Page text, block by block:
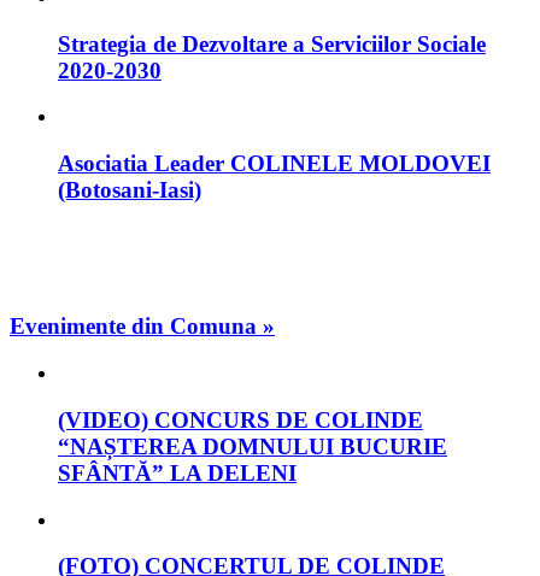
Strategia de Dezvoltare a Serviciilor Sociale
2020-2030
Asociatia Leader COLINELE MOLDOVEI
(Botosani-Iasi)
Evenimente din Comuna »
(VIDEO) CONCURS DE COLINDE
“NAȘTEREA DOMNULUI BUCURIE
SFÂNTĂ” LA DELENI
(FOTO) CONCERTUL DE COLINDE